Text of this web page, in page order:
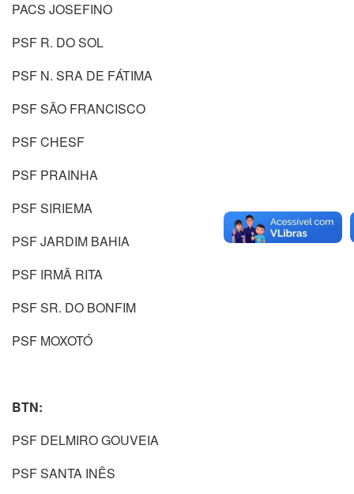
PACS JOSEFINO
PSF R. DO SOL
PSF N. SRA DE FÁTIMA
PSF SÃO FRANCISCO
PSF CHESF
PSF PRAINHA
PSF SIRIEMA
PSF JARDIM BAHIA
PSF IRMÃ RITA
PSF SR. DO BONFIM
PSF MOXOTÓ
BTN:
PSF DELMIRO GOUVEIA
PSF SANTA INÊS